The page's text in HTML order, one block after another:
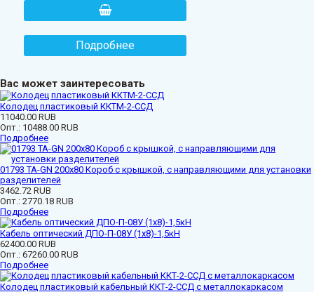
Подробнее
Вас может заинтересовать
Колодец пластиковый ККТМ-2-ССД
11040.00 RUB
Опт.: 10488.00 RUB
Подробнее
01793 ТА-GN 200x80 Короб с крышкой, с направляющими для установки
разделителей
3462.72 RUB
Опт.: 2770.18 RUB
Подробнее
Кабель оптический ДПО-П-08У (1х8)-1,5кН
62400.00 RUB
Опт.: 67260.00 RUB
Подробнее
Колодец пластиковый кабельный ККТ-2-ССД с металлокаркасом